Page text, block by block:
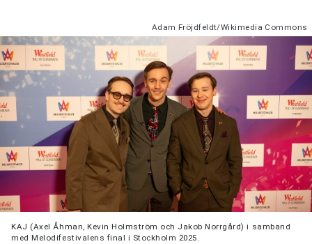
Adam Fröjdfeldt/Wikimedia Commons
KAJ (Axel Åhman, Kevin Holmström och Jakob Norrgård) i samband
med Melodifestivalens final i Stockholm 2025.